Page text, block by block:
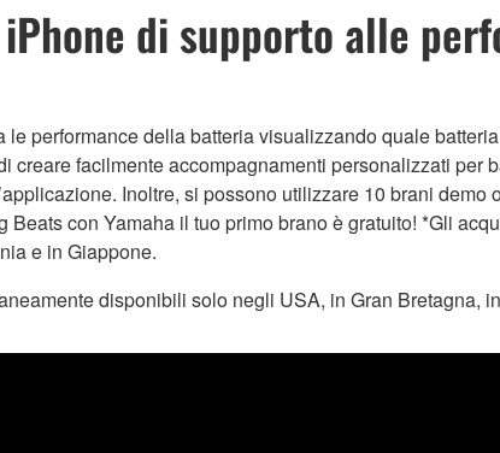
di supporto alle
performance della batteria visualizzando quale
creare facilmente accompagnamenti personalizzati
Inoltre, si possono utilizzare 10 brani
con Yamaha il tuo primo brano è gratuito! *Gli
e in Giappone.
disponibili solo negli USA, in Gran Bretagna,